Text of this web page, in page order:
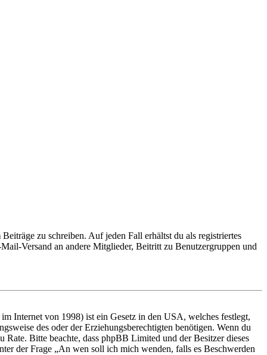
zu schreiben. Auf jeden Fall erhältst du als registriertes
Versand an andere Mitglieder, Beitritt zu Benutzergruppen und
Internet von 1998) ist ein Gesetz in den USA, welches festlegt,
des oder der Erziehungsberechtigten benötigen. Wenn du
Bitte beachte, dass phpBB Limited und der Besitzer dieses
der Frage „An wen soll ich mich wenden, falls es Beschwerden